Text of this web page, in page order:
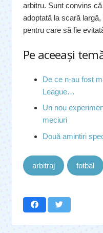
arbitru. Sunt convins
adoptată la scară
pentru care să fie
Pe aceeaşi
De ce n-au fost
League…
Un nou
meciuri
Două amintiri
arbitraj fotbal